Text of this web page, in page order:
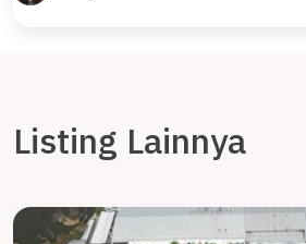
Listing Lainnya